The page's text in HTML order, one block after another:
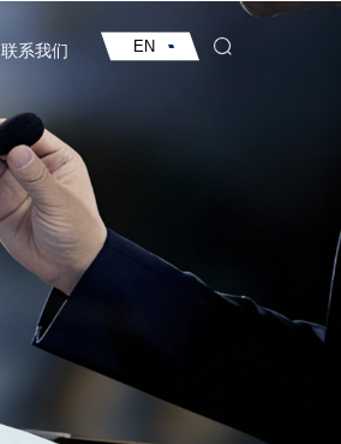
联系我们 EN